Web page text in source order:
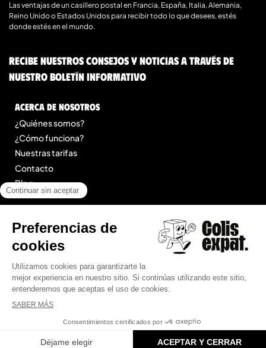
Las ventajas de un casillero postal en Francia, España, Italia, Alemania,
Reino Unido o Estados Unidos para recibir todo lo que desees, estés
donde estés en el mundo.
Recibe nuestros consejos y noticias a través de
nuestro boletín informativo
Acerca de nosotros
¿Quiénes somos?
¿Cómo funciona?
Nuestras tarifas
Contacto
Blog
Menciones legales
Condiciones Generales de Prestación de Servicios
Mapa del sitio
© 2025 Colis Expat.